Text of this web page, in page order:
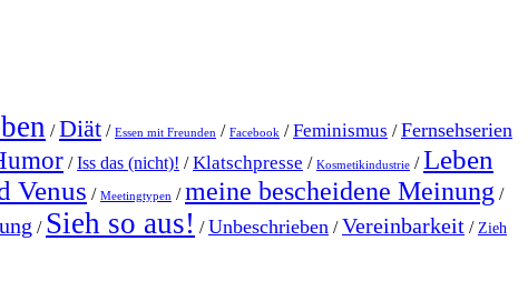
/Diät / Essen mit Freunden / Facebook /Feminismus /Fernsehserien
/Iss das (nicht)! /Klatschpresse / Kosmetikindustrie /Leben
Venus / Meetingtypen /meine bescheidene Meinung /
/ Sieh so aus! /Unbeschrieben /Vereinbarkeit / Zieh